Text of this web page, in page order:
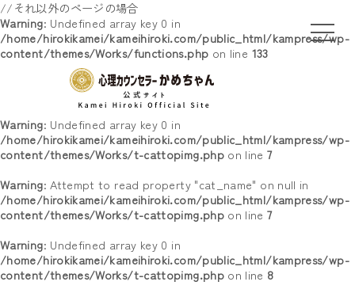
//それ以外のページの場合
Warning: Undefined array key 0 in
/home/hirokikamei/kameihiroki.com/public_html/kampress/wp-
content/themes/Works/functions.php on line 133
Warning: Undefined array key 0 in
/home/hirokikamei/kameihiroki.com/public_html/kampress/wp-
content/themes/Works/t-cattopimg.phpon line7
Warning: Attempt to read property "cat_name" on null in
/home/hirokikamei/kameihiroki.com/public_html/kampress/wp-
content/themes/Works/t-cattopimg.phpon line7
Warning: Undefined array key 0 in
/home/hirokikamei/kameihiroki.com/public_html/kampress/wp-
content/themes/Works/t-cattopimg.phpon line 8